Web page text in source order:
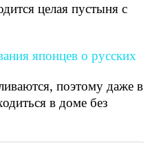
целая пустыня с
поэтому даже в
в доме без